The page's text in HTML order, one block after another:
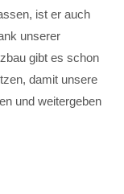
ist er auch
unserer
gibt es schon
damit unsere
und weitergeben